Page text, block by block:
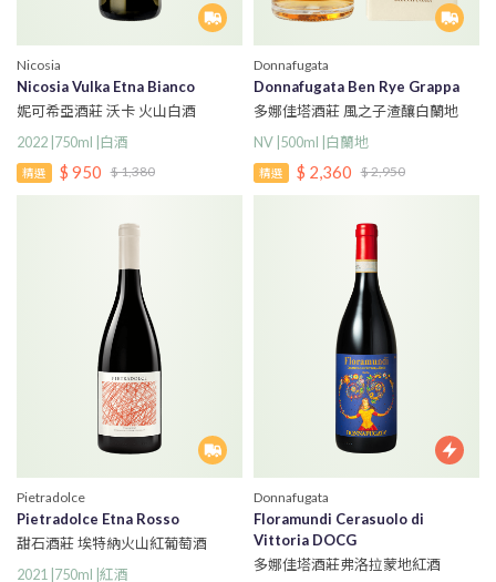
Nicosia
Nicosia Vulka Etna Bianco
妮可希亞酒莊 沃卡 火山白酒
2022 |750ml |白酒
精選 $ 950 $ 1,380
Donnafugata
Donnafugata Ben Rye Grappa
多娜佳塔酒莊 風之子渣釀白蘭地
NV |500ml |白蘭地
精選 $ 2,360 $ 2,950
Pietradolce
Pietradolce Etna Rosso
甜石酒莊 埃特納火山紅葡萄酒
2021 |750ml |紅酒
Donnafugata
Floramundi Cerasuolo di
Vittoria DOCG
多娜佳塔酒莊弗洛拉蒙地紅酒